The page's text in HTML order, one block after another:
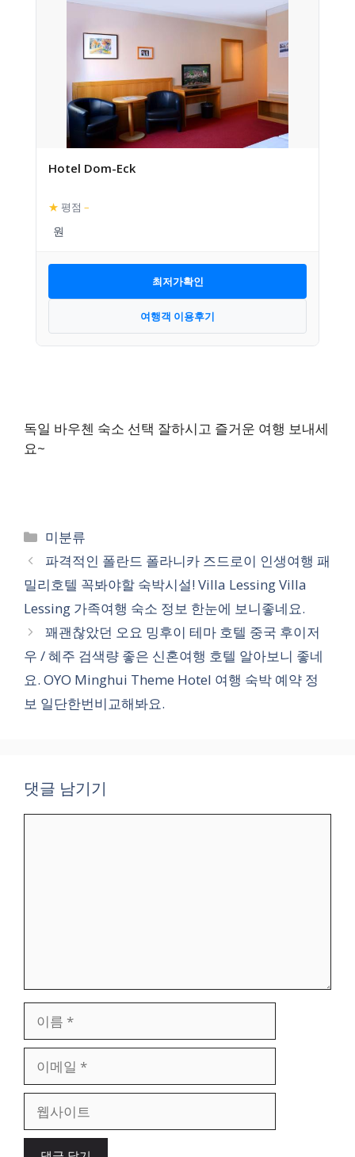
Hotel Dom-Eck
★ 평점 –
최저가확인
여행객 이용후기
독일 바우첸 숙소 선택 잘하시고 즐거운 여행 보내세
요~
카
테
고
리
미분류
파격적인 폴란드 폴라니카 즈드로이 인생여행 패
밀리호텔 꼭봐야할 숙박시설! Villa Lessing Villa
Lessing 가족여행 숙소 정보 한눈에 보니좋네요.
꽤괜찮았던 오요 밍후이 테마 호텔 중국 후이저
우 / 혜주 검색량 좋은 신혼여행 호텔 알아보니 좋네
요. OYO Minghui Theme Hotel 여행 숙박 예약 정
보 일단한번비교해봐요.
댓글 남기기
일
이